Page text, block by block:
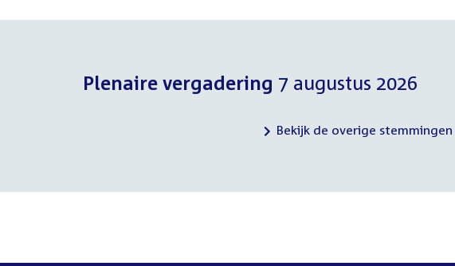
Plenaire vergadering 7 augustus 2026
Bekijk de overige